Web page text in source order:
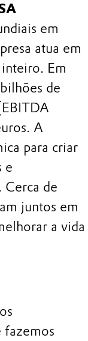
em
atua em
Em
de
A
para criar
e
Cerca de
juntos em
a vida
fazemos